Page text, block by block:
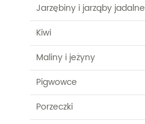
Jarzębiny i jarząby jadalne
Kiwi
Maliny i jeżyny
Pigwowce
Porzeczki